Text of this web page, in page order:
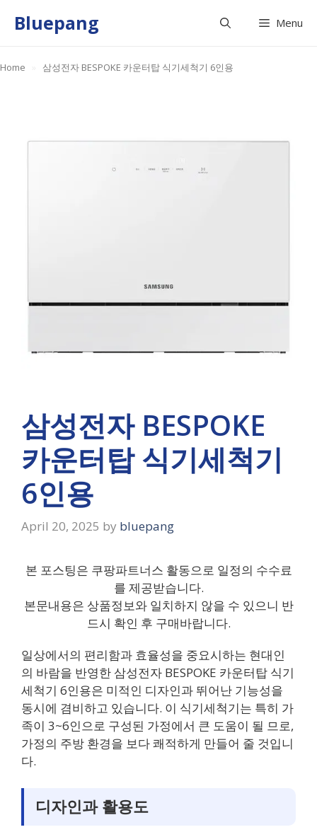
Bluepang Menu
Home 삼성전자 BESPOKE 카운터탑 식기세척기 6인용
삼성전자 BESPOKE
카운터탑 식기세척기
6인용
April 20, 2025 by bluepang
본 포스팅은 쿠팡파트너스 활동으로 일정의 수수료
를 제공받습니다.
본문내용은 상품정보와 일치하지 않을 수 있으니 반
드시 확인 후 구매바랍니다.
일상에서의 편리함과 효율성을 중요시하는 현대인
의 바람을 반영한 삼성전자 BESPOKE 카운터탑 식기
세척기 6인용은 미적인 디자인과 뛰어난 기능성을
동시에 겸비하고 있습니다. 이 식기세척기는 특히 가
족이 3~6인으로 구성된 가정에서 큰 도움이 될 므로,
가정의 주방 환경을 보다 쾌적하게 만들어 줄 것입니
다.
디자인과 활용도